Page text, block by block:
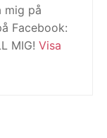
mig på
Facebook:
MIG! Visa